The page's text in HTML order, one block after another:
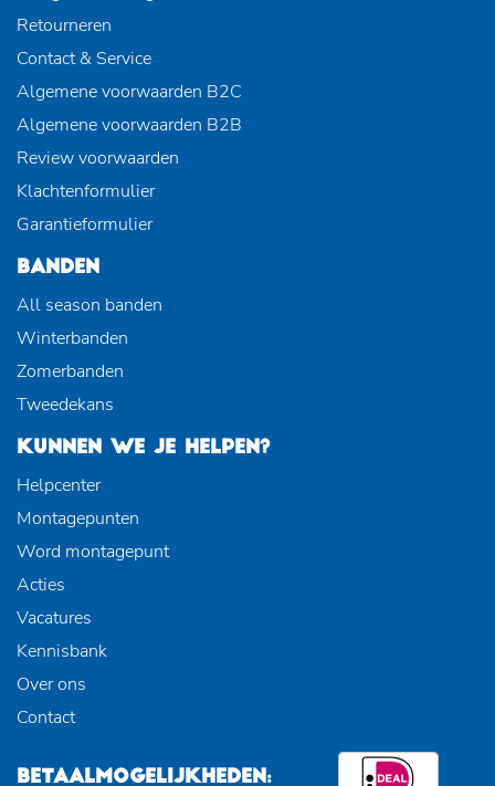
Retourneren
Contact & Service
Algemene voorwaarden B2C
Algemene voorwaarden B2B
Review voorwaarden
Klachtenformulier
Garantieformulier
BANDEN
All season banden
Winterbanden
Zomerbanden
Tweedekans
KUNNEN WE JE HELPEN?
Helpcenter
Montagepunten
Word montagepunt
Acties
Vacatures
Kennisbank
Over ons
Contact
BETAALMOGELIJKHEDEN: